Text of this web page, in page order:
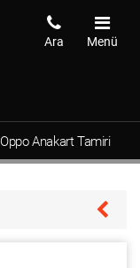
Menü
Ara
Oppo Anakart Tamiri